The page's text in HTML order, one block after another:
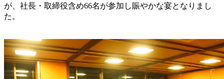
が、社長・取締役含め66名が参加し賑やかな宴となりまし
た。